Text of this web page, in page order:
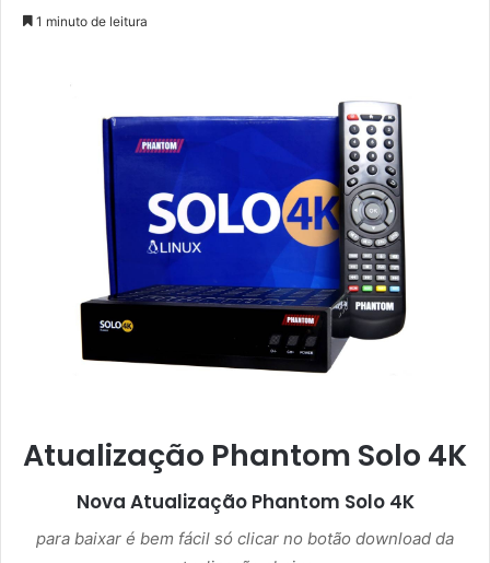
u
-
m
l
1 minuto de leitura
Atualização Phantom Solo 4K
Nova Atualização Phantom Solo 4K
para baixar é bem fácil só clicar no botão download da